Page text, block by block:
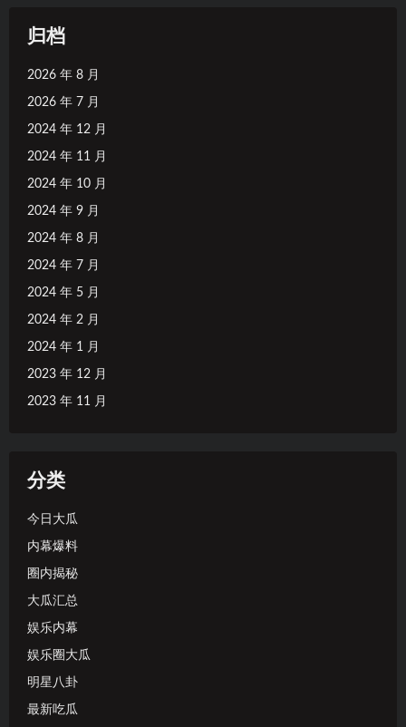
归档
2026 年 8 月
2026 年 7 月
2024 年 12 月
2024 年 11 月
2024 年 10 月
2024 年 9 月
2024 年 8 月
2024 年 7 月
2024 年 5 月
2024 年 2 月
2024 年 1 月
2023 年 12 月
2023 年 11 月
分类
今日大瓜
内幕爆料
圈内揭秘
大瓜汇总
娱乐内幕
娱乐圈大瓜
明星八卦
最新吃瓜